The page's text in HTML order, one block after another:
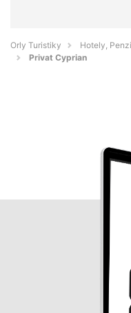
Orly Turistiky
Hotely,
Privat Cyprian